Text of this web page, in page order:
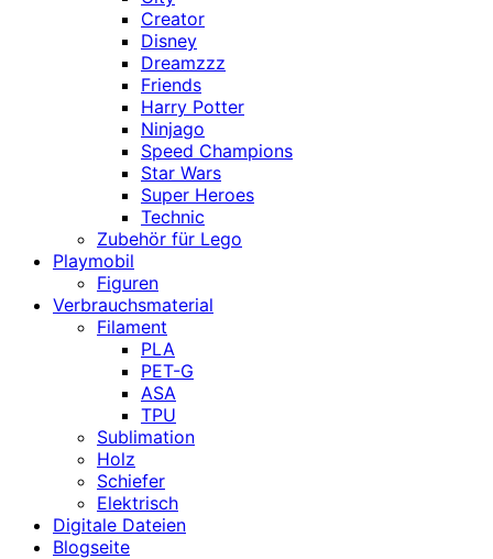
Creator
Disney
Dreamzzz
Friends
Harry Potter
Ninjago
Speed Champions
Star Wars
Super Heroes
Technic
Zubehör für Lego
Playmobil
Figuren
Verbrauchsmaterial
Filament
PLA
PET-G
ASA
TPU
Sublimation
Holz
Schiefer
Elektrisch
Digitale Dateien
Blogseite